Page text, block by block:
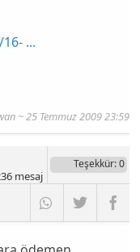
...
~ 25 Temmuz 2009 23:59
Teşekkür: 0
mesaj